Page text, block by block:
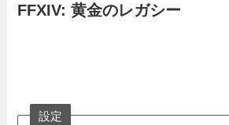
FFXIV: 黄金のレガシー
設定